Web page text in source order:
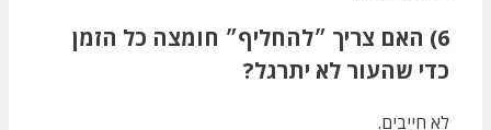
6) האם צריך ״להחליף״ חומצה כל הזמן
כדי שהעור לא יתרגל?
לא חייבים.